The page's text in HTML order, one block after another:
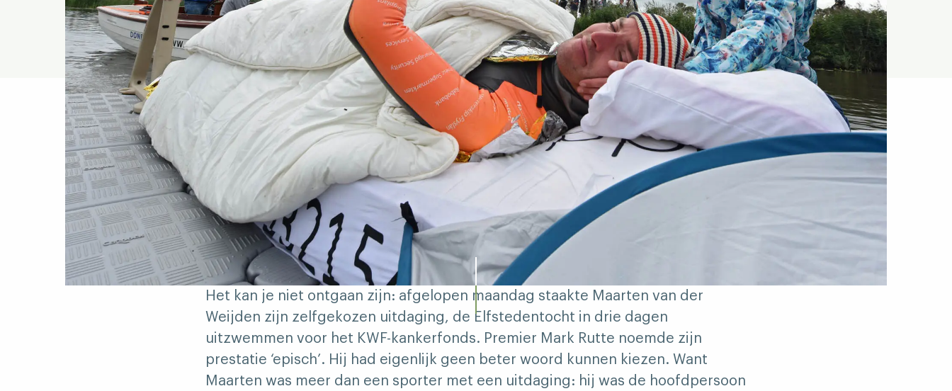
Het kan je niet ontgaan zijn: afgelopen maandag staakte Maarten van der
Weijden zijn zelfgekozen uitdaging, de Elfstedentocht in drie dagen
uitzwemmen voor het KWF-kankerfonds. Premier Mark Rutte noemde zijn
prestatie ‘episch’. Hij had eigenlijk geen beter woord kunnen kiezen. Want
Maarten was meer dan een sporter met een uitdaging: hij was de hoofdpersoon